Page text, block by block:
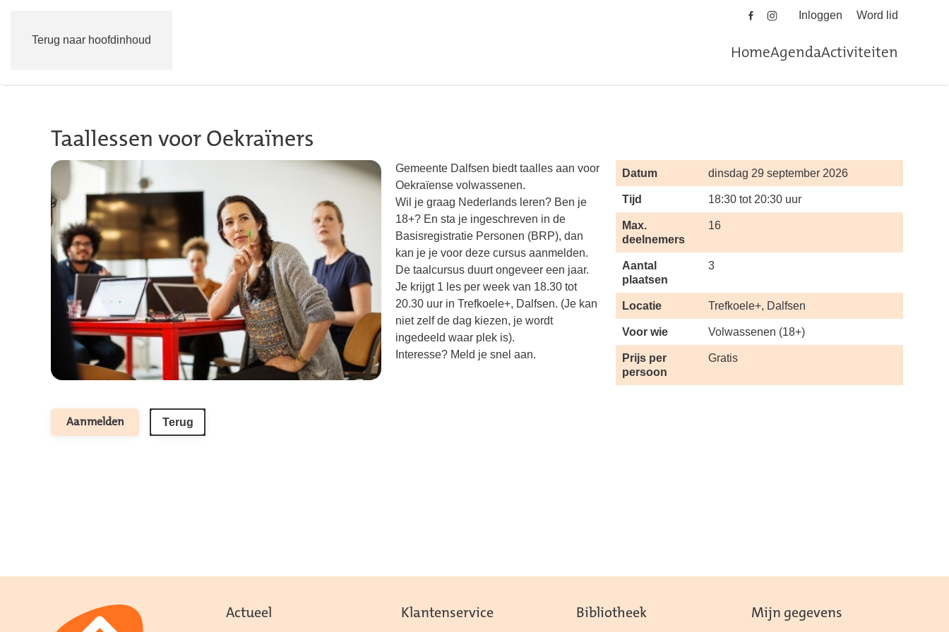
Terug naar hoofdinhoud
Inloggen Word lid
HomeAgendaActiviteiten
Taallessen voor Oekraïners
Gemeente Dalfsen biedt taalles aan voor
Oekraïense volwassenen.
Wil je graag Nederlands leren? Ben je
18+? En sta je ingeschreven in de
Basisregistratie Personen (BRP), dan
kan je je voor deze cursus aanmelden.
De taalcursus duurt ongeveer een jaar.
Je krijgt 1 les per week van 18.30 tot
20.30 uur in Trefkoele+, Dalfsen. (Je kan
niet zelf de dag kiezen, je wordt
ingedeeld waar plek is).
Interesse? Meld je snel aan.
Datum dinsdag 29 september 2026
Tijd 18:30 tot 20:30 uur
Max.
deelnemers
16
Aantal
plaatsen
3
Locatie Trefkoele+, Dalfsen
Voor wie Volwassenen (18+)
Prijs per
persoon
Gratis
Aanmelden Terug
Actueel Klantenservice Bibliotheek Mijn gegevens